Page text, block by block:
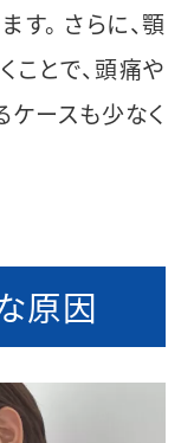
す。 さらに、顎
とで、頭痛や
ースも少なく
原因